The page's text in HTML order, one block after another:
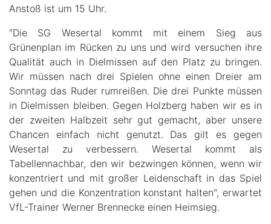
Anstoß ist um 15 Uhr.
"Die SG Wesertal kommt mit einem Sieg aus
Grünenplan im Rücken zu uns und wird versuchen ihre
Qualität auch in Dielmissen auf den Platz zu bringen.
Wir müssen nach drei Spielen ohne einen Dreier am
Sonntag das Ruder rumreißen. Die drei Punkte müssen
in Dielmissen bleiben. Gegen Holzberg haben wir es in
der zweiten Halbzeit sehr gut gemacht, aber unsere
Chancen einfach nicht genutzt. Das gilt es gegen
Wesertal zu verbessern. Wesertal kommt als
Tabellennachbar, den wir bezwingen können, wenn wir
konzentriert und mit großer Leidenschaft in das Spiel
gehen und die Konzentration konstant halten", erwartet
VfL-Trainer Werner Brennecke einen Heimsieg.